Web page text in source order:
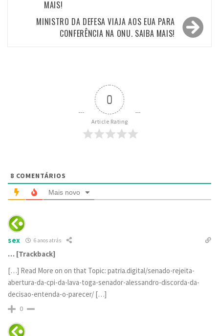
MAIS!
MINISTRO DA DEFESA VIAJA AOS EUA PARA
CONFERÊNCIA NA ONU. SAIBA MAIS!
0
Article Rating
8 COMENTÁRIOS
Mais novo
sex 6 anos atrás
… [Trackback]
[…] Read More on on that Topic: patria.digital/senado-rejeita-
abertura-da-cpi-da-lava-toga-senador-alessandro-discorda-da-
decisao-entenda-o-parecer/ […]
0